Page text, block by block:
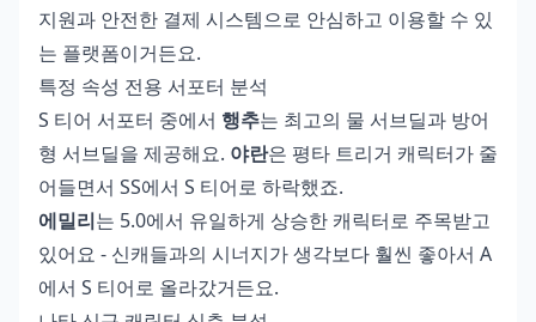
지원과 안전한 결제 시스템으로 안심하고 이용할 수 있
는 플랫폼이거든요.
특정 속성 전용 서포터 분석
S 티어 서포터 중에서 행추는 최고의 물 서브딜과 방어
형 서브딜을 제공해요. 야란은 평타 트리거 캐릭터가 줄
어들면서 SS에서 S 티어로 하락했죠.
에밀리는 5.0에서 유일하게 상승한 캐릭터로 주목받고
있어요 - 신캐들과의 시너지가 생각보다 훨씬 좋아서 A
에서 S 티어로 올라갔거든요.